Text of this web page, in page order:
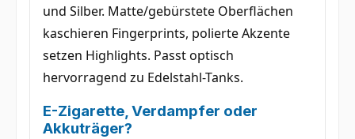
und Silber. Matte/gebürstete Oberflächen
kaschieren Fingerprints, polierte Akzente
setzen Highlights. Passt optisch
hervorragend zu Edelstahl-Tanks.
E-Zigarette, Verdampfer oder
Akkuträger?